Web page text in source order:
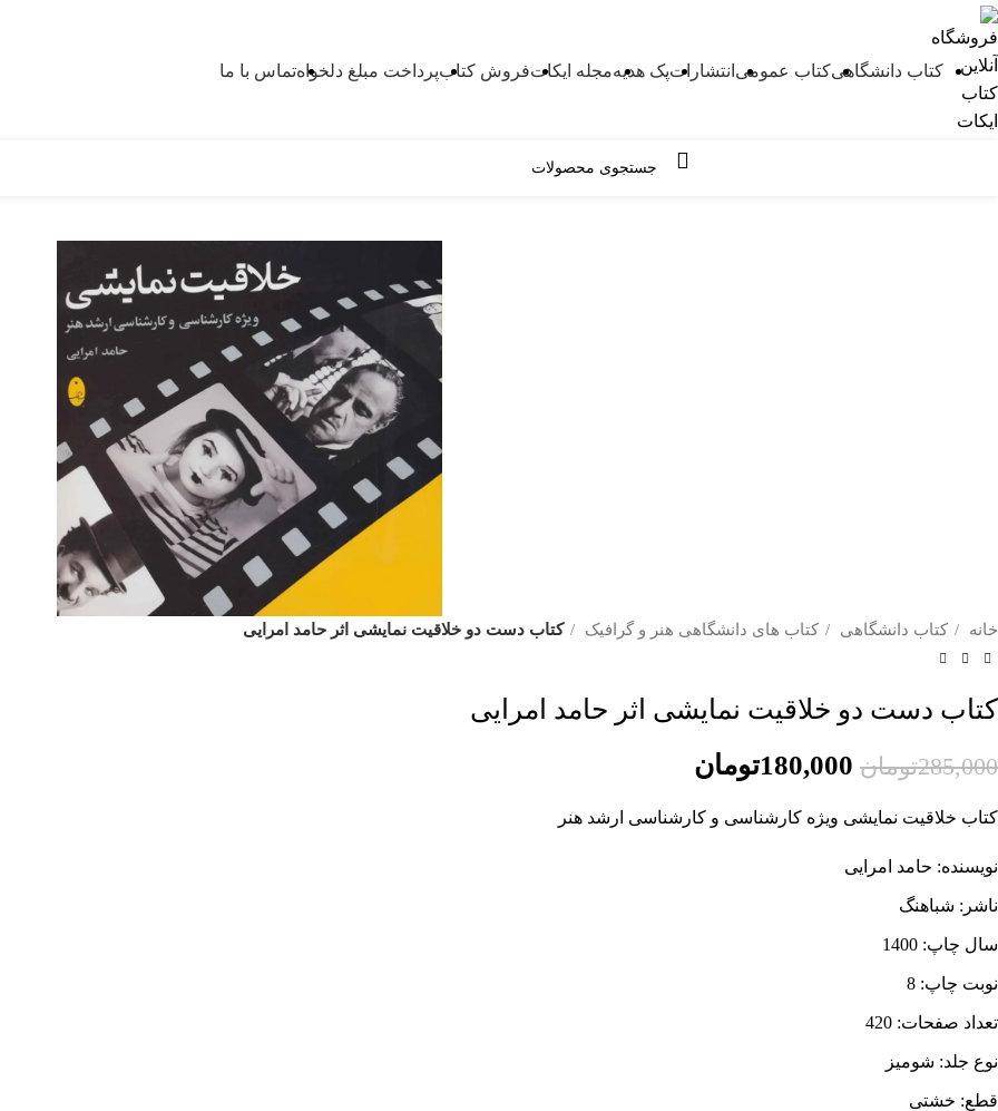
کتاب دانشگاهیکتاب عمومی انتشاراتپک هدیهمجله ایکاتفروش کتابپرداخت مبلغ دلخواهتماس با ما
خانه کتاب دانشگاهی کتاب های دانشگاهی هنر و گرافیک کتاب دست دو خلاقیت نمایشی اثر حامد امرایی
کتاب دست دو خلاقیت نمایشی اثر حامد امرایی
285,000تومان 180,000تومان
کتاب خلاقیت نمایشی ویژه کارشناسی و کارشناسی ارشد هنر
نویسنده: حامد امرایی
ناشر: شباهنگ
سال چاپ: 1400
نوبت چاپ: 8
تعداد صفحات: 420
نوع جلد: شومیز
قطع: خشتی